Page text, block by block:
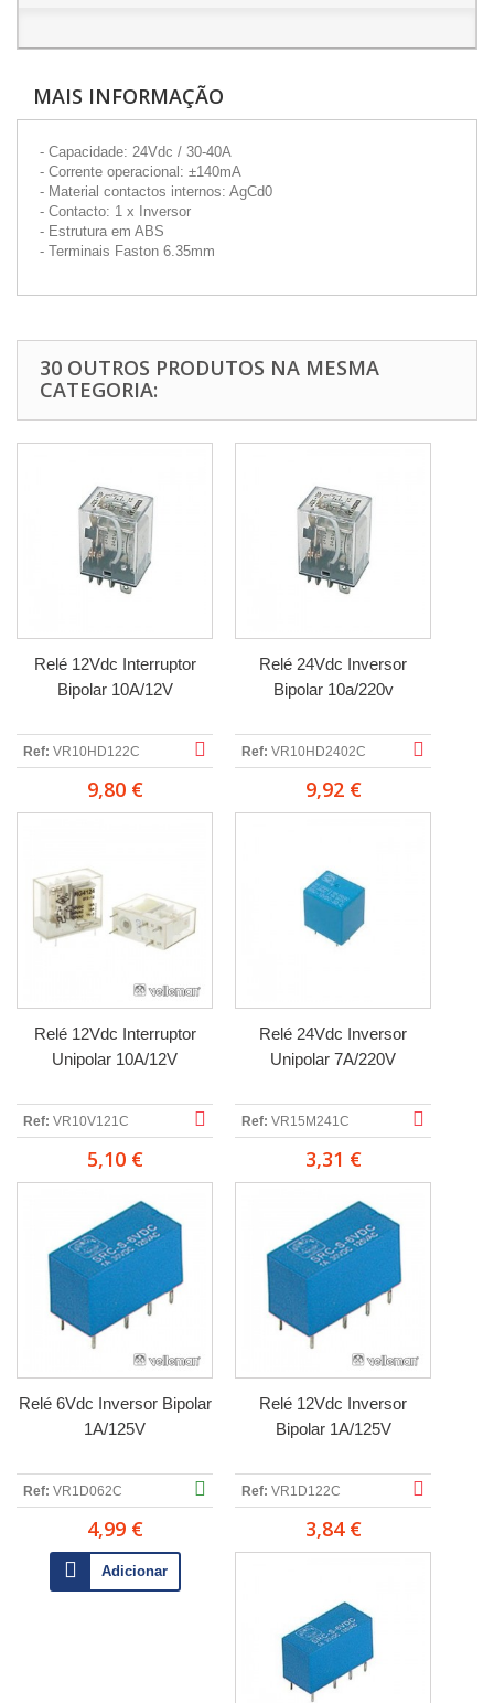
MAIS INFORMAÇÃO
- Capacidade: 24Vdc / 30-40A
- Corrente operacional: ±140mA
- Material contactos internos: AgCd0
- Contacto: 1 x Inversor
- Estrutura em ABS
- Terminais Faston 6.35mm
30 OUTROS PRODUTOS NA MESMA
CATEGORIA:
Relé 12Vdc Interruptor
Bipolar 10A/12V
Ref: VR10HD122C
9,80 €
Relé 24Vdc Inversor
Bipolar 10a/220v
Ref: VR10HD2402C
9,92 €
Relé 12Vdc Interruptor
Unipolar 10A/12V
Ref: VR10V121C
5,10 €
Relé 24Vdc Inversor
Unipolar 7A/220V
Ref: VR15M241C
3,31 €
Relé 6Vdc Inversor Bipolar
1A/125V
Ref: VR1D062C
4,99 €
Adicionar
Relé 12Vdc Inversor
Bipolar 1A/125V
Ref: VR1D122C
3,84 €